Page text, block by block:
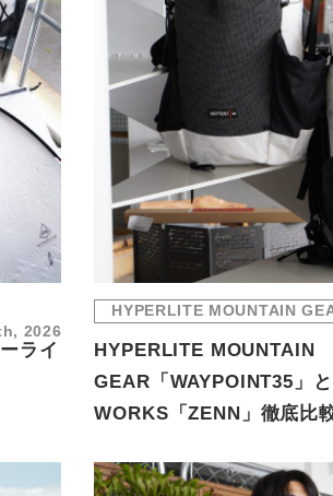
2026
ライ
HYPERLITE MOUNTAIN
HYPERLITE MOUNTAIN
GEAR「WAYPOINT35」
WORKS「ZENN」徹底比